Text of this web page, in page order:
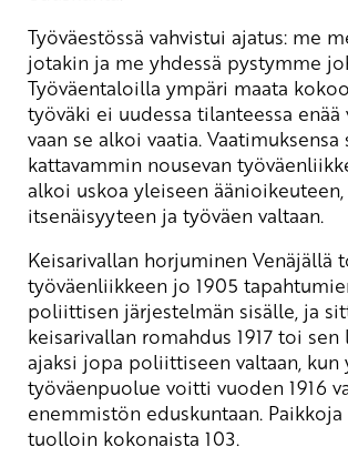
Työväestössä vahvistui ajatus: me
jotakin ja me yhdessä pystymme
Työväentaloilla ympäri maata
työväki ei uudessa tilanteessa enää
vaan se alkoi vaatia.
kattavammin nousevan
alkoi uskoa yleiseen äänioikeuteen,
itsenäisyyteen ja työväen valtaan.
Keisarivallan horjuminen Venäjällä
työväenliikkeen jo 1905
poliittisen järjestelmän sisälle, ja
keisarivallan romahdus 1917 toi sen
ajaksi jopa poliittiseen valtaan, kun
työväenpuolue voitti vuoden 1916
enemmistön eduskuntaan. Paikkoja
tuolloin kokonaista 103.